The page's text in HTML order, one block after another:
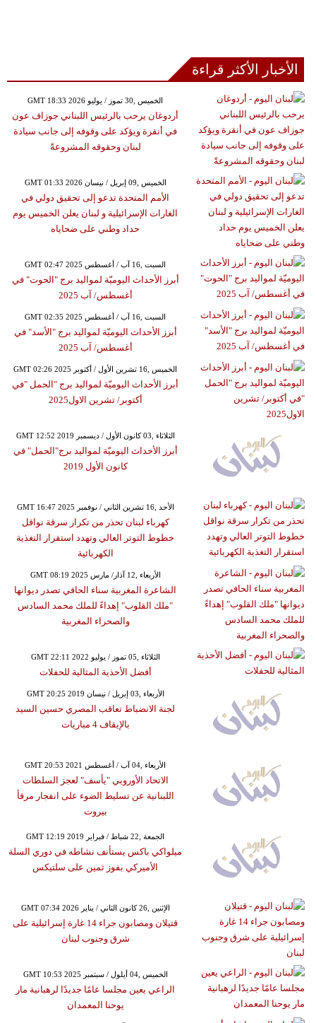
الأخبار الأكثر قراءة
GMT 18:33 2026 الخميس ,30 تموز / يوليو
أردوغان يرحب بالرئيس اللبناني جوزاف عون
في أنقرة ويؤكد على وقوفه إلى جانب سيادة
لبنان وحقوقه المشروعةً
GMT 01:33 2026 الخميس ,09 إبريل / نيسان
الأمم المتحدة تدعو إلى تحقيق دولي في
الغارات الإسرائيلية و لبنان يعلن الخميس يوم
حداد وطني على ضحاياه
GMT 02:47 2025 السبت ,16 آب / أغسطس
أبرز الأحداث اليوميّة لمواليد برج "الحوت" في
أغسطس/ آب 2025
GMT 02:35 2025 السبت ,16 آب / أغسطس
أبرز الأحداث اليوميّة لمواليد برج "الأسد" في
أغسطس/ آب 2025
GMT 02:26 2025 الخميس ,16 تشرين الأول / أكتوبر
أبرز الأحداث اليوميّة لمواليد برج "الحمل "في
أكتوبر/ تشرين الاول2025
GMT 12:52 2019 الثلاثاء ,03 كانون الأول / ديسمبر
أبرز الأحداث اليوميّة لمواليد برج"الحمل" في
كانون الأول 2019
GMT 16:47 2025 الأحد ,16 تشرين الثاني / نوفمبر
كهرباء لبنان تحذر من تكرار سرقة نواقل
خطوط التوتر العالي وتهدد استقرار التغذية
الكهربائية
GMT 08:19 2025 الأربعاء ,12 آذار/ مارس
الشاعرة المغربية سناء الحافي تصدر ديوانها
"ملك القلوب" إهداءً للملك محمد السادس
والصحراء المغربية
GMT 22:11 2022 الثلاثاء ,05 تموز / يوليو
أفضل الأحذية المثالية للحفلات
GMT 20:25 2019 الأربعاء ,03 إبريل / نيسان
لجنة الانضباط تعاقب المصري حسين السيد
بالإيقاف 4 مباريات
GMT 20:53 2021 الأربعاء ,04 آب / أغسطس
الاتحاد الأوروبي "يأسف" لعجز السلطات
اللبنانية عن تسليط الضوء على انفجار مرفأ
بيروت
GMT 12:19 2019 الجمعة ,22 شباط / فبراير
ميلواكي باكس يستأنف نشاطه في دوري السلة
الأميركي بفوز ثمين على سلتيكس
GMT 07:34 2026 الإثنين ,26 كانون الثاني / يناير
قتيلان ومصابون جراء 14 غارة إسرائيلية على
شرق وجنوب لبنان
GMT 10:53 2025 الخميس ,04 أيلول / سبتمبر
الراعي يعين مجلسا عامًا جديدًا لرهبانية مار
يوحنا المعمدان